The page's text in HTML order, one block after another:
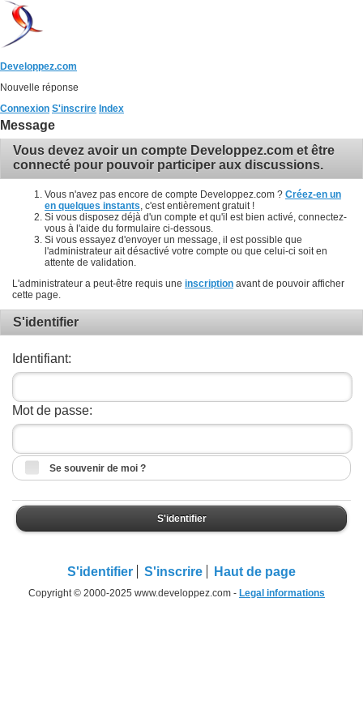
Developpez.com
Nouvelle réponse
Connexion S'inscrire Index
Message
Vous devez avoir un compte Developpez.com et être
connecté pour pouvoir participer aux discussions.
Vous n'avez pas encore de compte Developpez.com ? Créez-en un
en quelques instants , c'est entièrement gratuit !
Si vous disposez déjà d'un compte et qu'il est bien activé, connectez-
vous à l'aide du formulaire ci-dessous.
Si vous essayez d'envoyer un message, il est possible que
l'administrateur ait désactivé votre compte ou que celui-ci soit en
attente de validation.
L'administrateur a peut-être requis une inscription avant de pouvoir afficher
cette page.
S'identifier
Identifiant:
Mot de passe:
Se souvenir de moi ?
S'identifier
S'identifier S'inscrire Haut de page
Copyright © 2000-2025 www.developpez.com - Legal informations